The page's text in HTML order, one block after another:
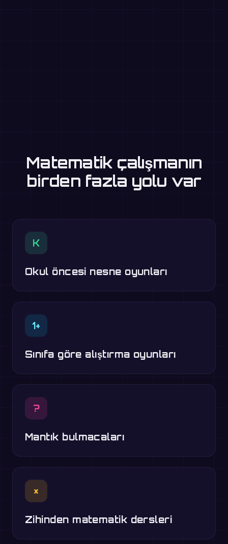
Matematik çalışmanın
birden fazla yolu var
K
Okul öncesi nesne oyunları
1+
Sınıfa göre alıştırma oyunları
?
Mantık bulmacaları
×
Zihinden matematik dersleri